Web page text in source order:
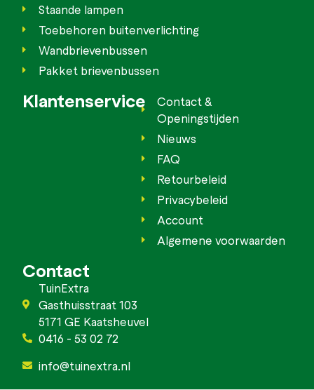
Staande lampen
Toebehoren buitenverlichting
Wandbrievenbussen
Pakket brievenbussen
Klantenservice
Contact &
Openingstijden
Nieuws
FAQ
Retourbeleid
Privacybeleid
Account
Algemene voorwaarden
Contact
TuinExtra
Gasthuisstraat 103
5171 GE Kaatsheuvel
0416 - 53 02 72
info@tuinextra.nl